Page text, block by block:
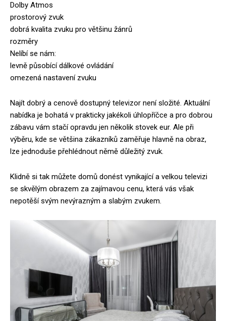
Dolby Atmos
prostorový zvuk
dobrá kvalita zvuku pro většinu žánrů
rozměry
Nelíbí se nám:
levně působící dálkové ovládání
omezená nastavení zvuku
Najít dobrý a cenově dostupný televizor není složité. Aktuální
nabídka je bohatá v prakticky jakékoli úhlopříčce a pro dobrou
zábavu vám stačí opravdu jen několik stovek eur. Ale při
výběru, kde se většina zákazníků zaměřuje hlavně na obraz,
lze jednoduše přehlédnout němě důležitý zvuk.
Klidně si tak můžete domů donést vynikající a velkou televizi
se skvělým obrazem za zajímavou cenu, která vás však
nepotěší svým nevýrazným a slabým zvukem.